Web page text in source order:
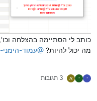
כותב לי הסתיימה בהצלחה
מה יכול להיות? @עמוד-
י י א 3 תגובות